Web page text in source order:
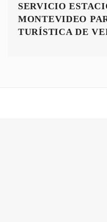
SERVICIO
MONTEVIDEO
TURÍSTICA DE